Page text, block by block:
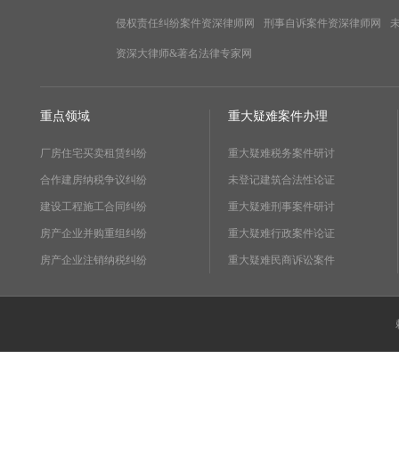
侵权责任纠纷案件资深律师网 刑事自诉案件资深律师网
资深大律师&著名法律专家网
重点领域
厂房住宅买卖租赁纠纷
合作建房纳税争议纠纷
建设工程施工合同纠纷
房产企业并购重组纠纷
房产企业注销纳税纠纷
重大疑难案件办理
重大疑难税务案件研讨
未登记建筑合法性论证
重大疑难刑事案件研讨
重大疑难行政案件论证
重大疑难民商诉讼案件